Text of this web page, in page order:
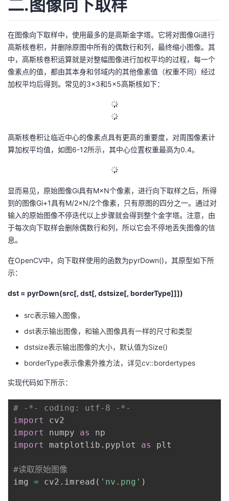
二.图像向下取样
在图像向下取样中，使用最多的是高斯金字塔。它将对图像Gi进行
高斯核卷积，并删除原图中所有的偶数行和列，最终缩小图像。其
中，高斯核卷积运算就是对整幅图像进行加权平均的过程，每一个
像素点的值，都由其本身和邻域内的其他像素值（权重不同）经过
加权平均后得到。常见的3×3和5×5高斯核如下：
高斯核卷积让临近中心的像素点具有更高的重要度，对周围像素计
算加权平均值，如图6-12所示，其中心位置权重最高为0.4。
显而易见，原始图像Gi具有M×N个像素，进行向下取样之后，所得
到的图像Gi+1具有M/2×N/2个像素，只有原图的四分之一。通过对
输入的原始图像不停迭代以上步骤就会得到整个金字塔。注意，由
于每次向下取样会删除偶数行和列，所以它会不停地丢失图像的信
息。
在OpenCV中，向下取样使用的函数为pyrDown()，其原型如下所
示：
dst = pyrDown(src[, dst[, dstsize[, borderType]]])
src表示输入图像，
dst表示输出图像，和输入图像具有一样的尺寸和类型
dstsize表示输出图像的大小，默认值为Size()
borderType表示像素外推方法，详见cv::bordertypes
实现代码如下所示：
# -*- coding: utf-8 -*-
import
import
numpy as
import
matplotlib . pyplot as plt
#读取原始图像
img = cv2 . imread ( 'nv.png' )